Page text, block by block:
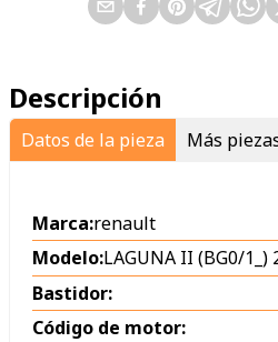
Descripción
Datos de la pieza Más
Marca:renault
Modelo:LAGUNA II (BG0/1_)
Bastidor:
Código de motor: